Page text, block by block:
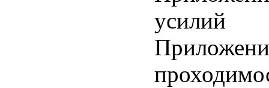
усилий